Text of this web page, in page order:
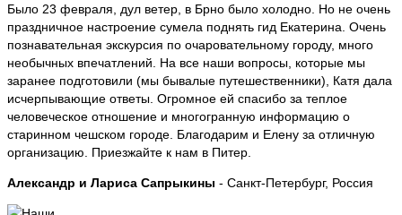
Было 23 февраля, дул ветер, в Брно было холодно. Но не очень
праздничное настроение сумела поднять гид Екатерина. Очень
познавательная экскурсия по очаровательному городу, много
необычных впечатлений. На все наши вопросы, которые мы
заранее подготовили (мы бывалые путешественники), Катя дала
исчерпывающие ответы. Огромное ей спасибо за теплое
человеческое отношение и многогранную информацию о
старинном чешском городе. Благодарим и Елену за отличную
организацию. Приезжайте к нам в Питер.
Александр и Лариса Сапрыкины - Санкт-Петербург, Россия